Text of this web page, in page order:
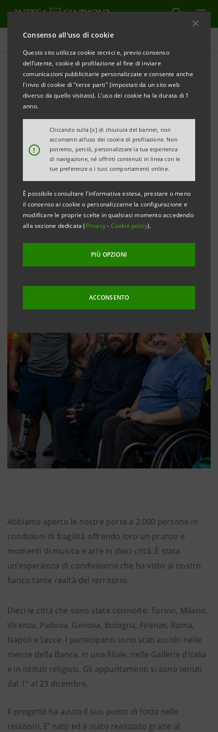
Consenso all'uso di cookie
Questo sito utilizza cookie tecnici e, previo consenso
dell’utente, cookie di profilazione al fine di inviare
comunicazioni pubblicitarie personalizzate e consente anche
l'invio di cookie di "terze parti" (impostati da un sito web
diverso da quello visitato). L'uso dei cookie ha la durata di 1
anno.
!
Cliccando sulla [x] di chiusura del banner, non
acconsenti all’uso dei cookie di profilazione. Non
potremo, perciò, personalizzare la tua esperienza
di navigazione, né offrirti contenuti in linea con le
tue preferenze o i tuoi comportamenti online.
È possibile consultare l'informativa estesa, prestare o meno
il consenso ai cookie o personalizzarne la configurazione e
modificare le proprie scelte in qualsiasi momento accedendo
alla sezione dedicata (Privacy- Cookie policy).
PIÙ OPZIONI
ACCONSENTO
Tutti i progetti
SOCIALE
NOI INSIEME: Natale 2019
Abbiamo aperto le nostre porte a 2.000 persone in
condizioni di fragilità offrendo loro un pranzo e
momenti di musica e arte in dieci città. È stata
un’esperienza di condivisione che ha visto al nostro
fianco tante realtà del territorio.
Dieci le città che sono state coinvolte: Torino, Milano,
Vicenza, Padova, Genova, Bologna, Firenze, Roma,
Napoli e Lecce. I partecipanti sono stati accolti nelle
mense della Banca, in una filiale, nelle Gallerie d’Italia
e in istituti religiosi. Gli appuntamenti si sono tenuti
dal 1° al 23 dicembre.
Il progetto ha avuto il suo punto di forza nelle
relazioni. E' nato ed è stato realizzato grazie al